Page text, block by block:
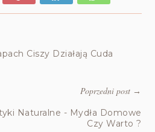
Ciszy Działają Cuda
Poprzedni post→
Naturalne - Mydła Domowe
Czy Warto ?